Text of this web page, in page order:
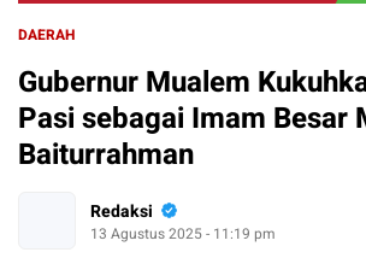
DAERAH
Gubernur Mualem
Pasi sebagai Imam Besar
Baiturrahman
Redaksi
13 Agustus 2025 - 11:19 pm